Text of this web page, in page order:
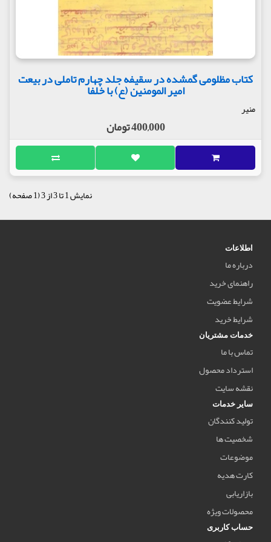
کتاب مظلومی گمشده در سقیفه جلد چهارم تاملی در بیعت
امیر المومنین (ع) با خلفا
منیر
400,000 تومان
نمایش 1 تا 3 از 3 (1 صفحه)
اطلاعات
درباره ما
راهنمای خرید
شرایط عضویت
شرایط خرید
خدمات مشتریان
تماس با ما
استرداد محصول
نقشه سایت
سایر خدمات
تولید کنندگان
شخصیت ها
موضوعات
کارت هدیه
بازاریابی
محصولات ویژه
حساب کاربری